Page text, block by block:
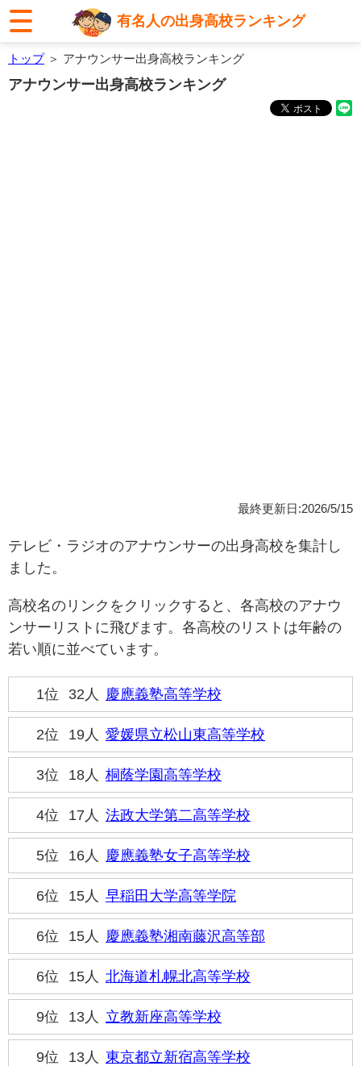
有名人の出身高校ランキング
トップ＞ アナウンサー出身高校ランキング
アナウンサー出身高校ランキング
最終更新日:2026/5/15
テレビ・ラジオのアナウンサーの出身高校を集計し
ました。
高校名のリンクをクリックすると、各高校のアナウ
ンサーリストに飛びます。各高校のリストは年齢の
若い順に並べています。
1位 32人 慶應義塾高等学校
2位 19人 愛媛県立松山東高等学校
3位 18人 桐蔭学園高等学校
4位 17人 法政大学第二高等学校
5位 16人 慶應義塾女子高等学校
6位 15人 早稲田大学高等学院
6位 15人 慶應義塾湘南藤沢高等部
6位 15人 北海道札幌北高等学校
9位 13人 立教新座高等学校
9位 13人 東京都立新宿高等学校